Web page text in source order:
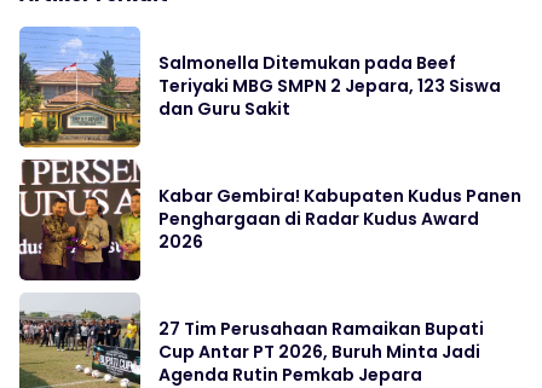
Salmonella Ditemukan pada Beef
Teriyaki MBG SMPN 2 Jepara, 123 Siswa
dan Guru Sakit
Kabar Gembira! Kabupaten Kudus Panen
Penghargaan di Radar Kudus Award
2026
27 Tim Perusahaan Ramaikan Bupati
Cup Antar PT 2026, Buruh Minta Jadi
Agenda Rutin Pemkab Jepara